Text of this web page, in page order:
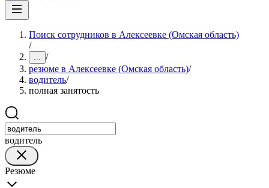
Поиск сотрудников в Алексеевке (Омская область)
/
... /
резюме в Алексеевке (Омская область)/
водитель/
полная занятость
водитель
Резюме